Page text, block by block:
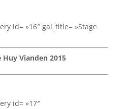
id= »16″ gal_title= »Stage
Huy Vianden 2015
id= »17″